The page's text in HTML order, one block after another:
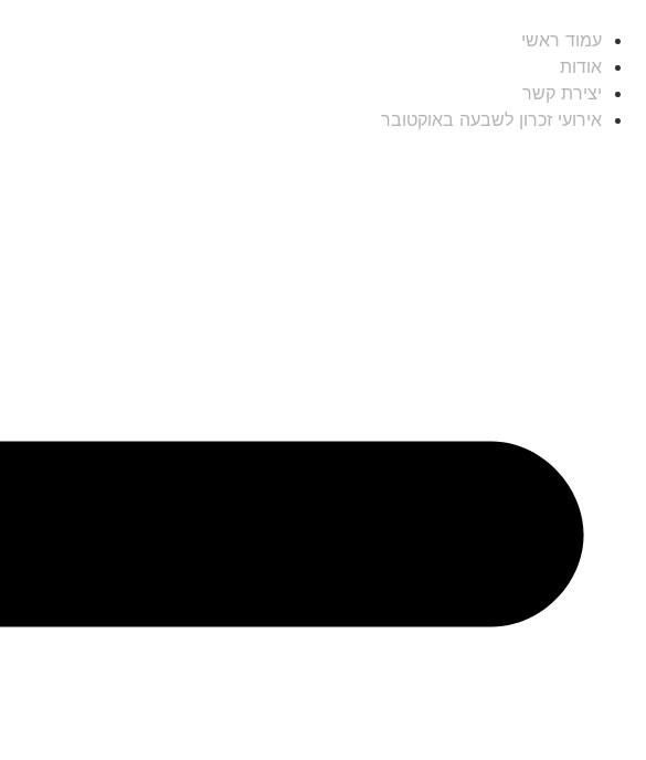
עמוד ראשי
אודות
יצירת קשר
אירועי זכרון לשבעה באוקטובר